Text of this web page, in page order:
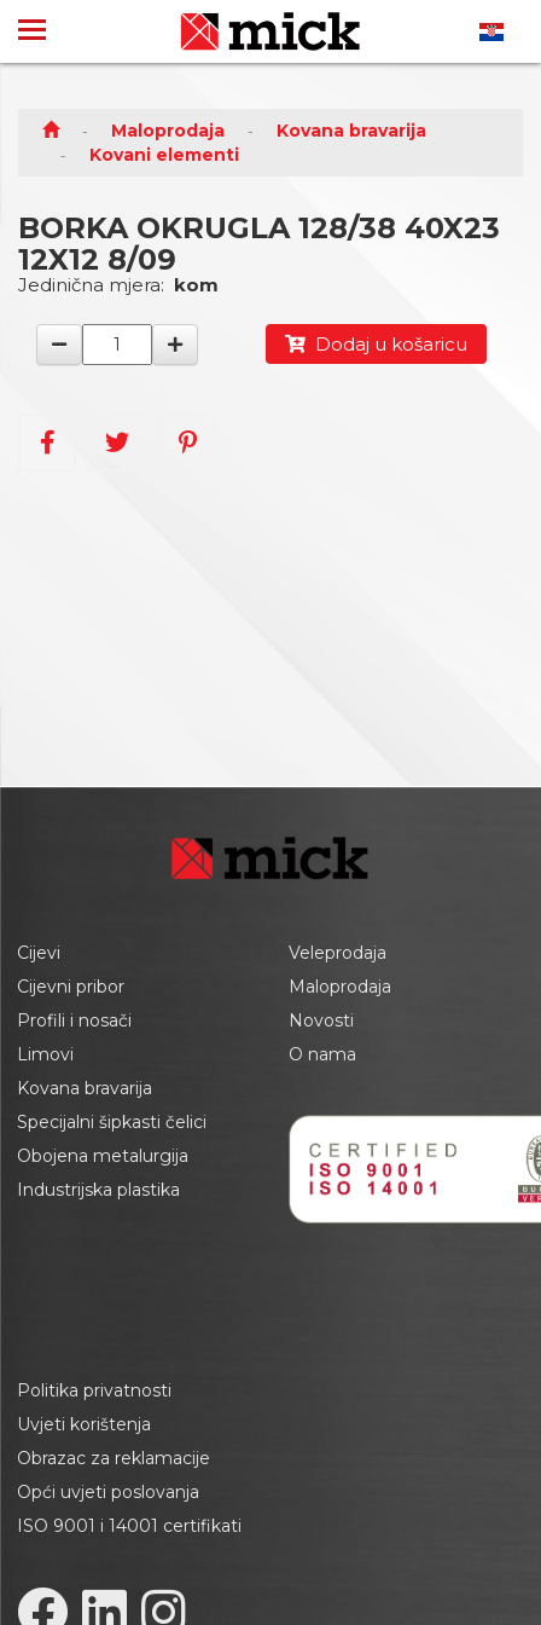
Maloprodaja
Kovana bravarija
Kovani elementi
BORKA OKRUGLA 128/38 40X23
12X12 8/09
Jedinična mjera: kom
Dodaj u košaricu
Cijevi
Cijevni pribor
Profili i nosači
Limovi
Kovana bravarija
Specijalni šipkasti čelici
Obojena metalurgija
Industrijska plastika
Veleprodaja
Maloprodaja
Novosti
O nama
Politika privatnosti
Uvjeti korištenja
Obrazac za reklamacije
Opći uvjeti poslovanja
ISO 9001 i 14001 certifikati